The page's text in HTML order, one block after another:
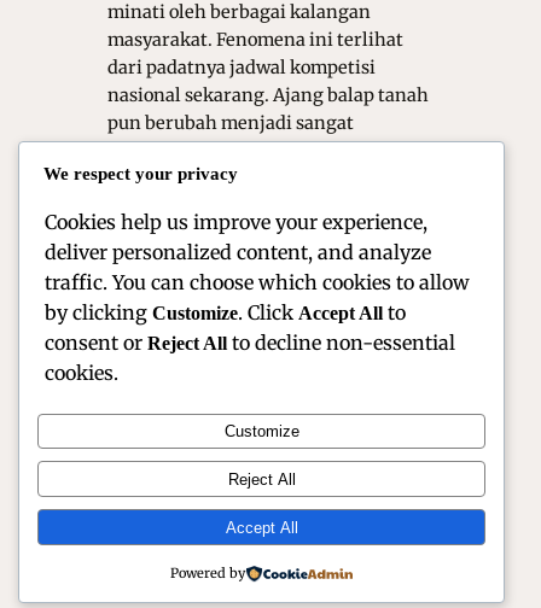
minati oleh berbagai kalangan
masyarakat. Fenomena ini terlihat
dari padatnya jadwal kompetisi
nasional sekarang. Ajang balap tanah
pun berubah menjadi sangat
mulai mengucurkan investasi yang
Official Site of Christian Montanari | Racer &
Motorsport Profile
We respect your privacy
Cookies help us improve your experience,
deliver personalized content, and analyze
traffic. You can choose which cookies to allow
by clicking Customize. Click Accept All to
consent or Reject All to decline non-essential
cookies.
Customize
Reject All
Accept All
Powered by